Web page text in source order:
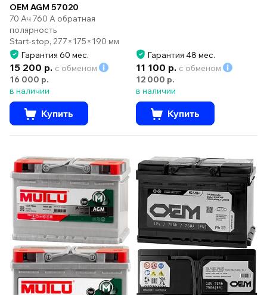
OEM AGM 57020
70 Ач 760 А обратная
полярность
Start-stop, 277×175×190 мм
Гарантия 60 мес.
15 200 р. с обменом
16 000 р.
в наличии
Купить
Гарантия 48 мес.
11 100 р. с обменом
12 000 р.
в наличии
Купить